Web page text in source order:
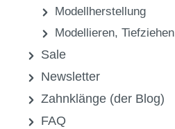
Modellherstellung
Modellieren, Tiefziehen
Sale
Newsletter
Zahnklänge (der Blog)
FAQ